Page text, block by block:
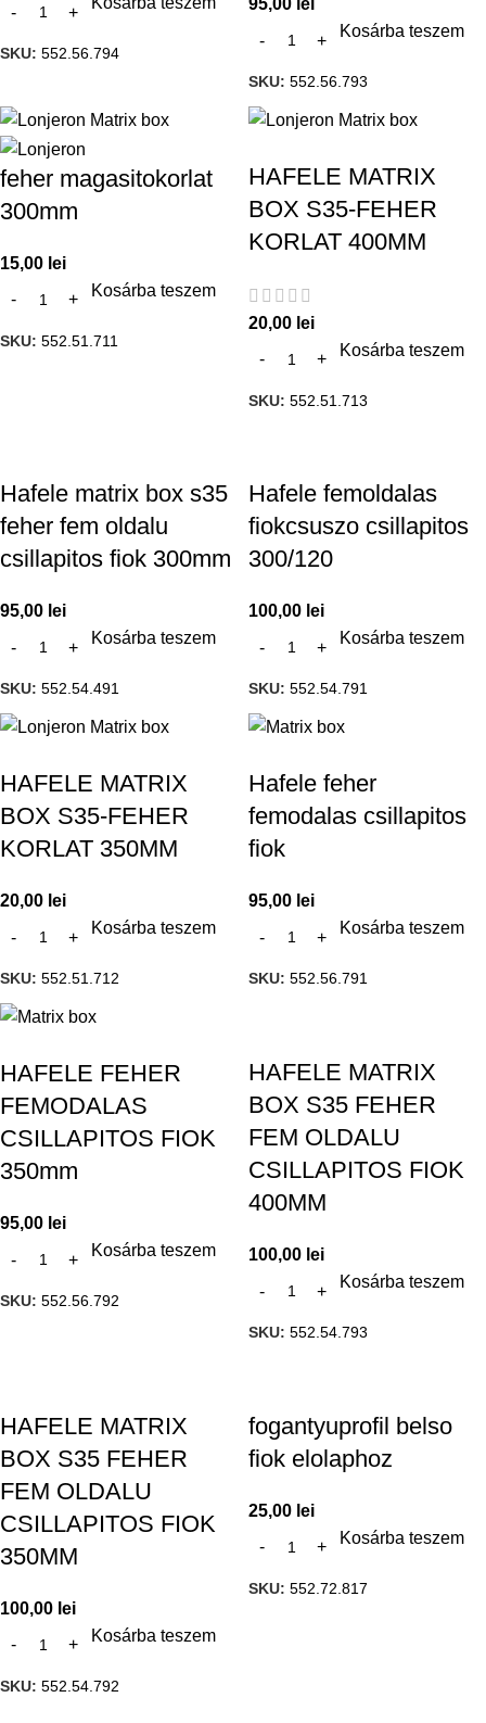
SKU: 552.56.794
95,00 lei
Kosárba teszem
SKU: 552.56.793
feher magasitokorlat
300mm
15,00 lei
Kosárba teszem
SKU: 552.51.711
HAFELE MATRIX
BOX S35-FEHER
KORLAT 400MM
20,00 lei
Kosárba teszem
SKU: 552.51.713
Hafele matrix box s35
feher fem oldalu
csillapitos fiok 300mm
95,00 lei
Kosárba teszem
SKU: 552.54.491
Hafele femoldalas
fiokcsuszo csillapitos
300/120
100,00 lei
Kosárba teszem
SKU: 552.54.791
HAFELE MATRIX
BOX S35-FEHER
KORLAT 350MM
20,00 lei
Kosárba teszem
SKU: 552.51.712
Hafele feher
femodalas csillapitos
fiok
95,00 lei
Kosárba teszem
SKU: 552.56.791
HAFELE FEHER
FEMODALAS
CSILLAPITOS FIOK
350mm
95,00 lei
Kosárba teszem
SKU: 552.56.792
HAFELE MATRIX
BOX S35 FEHER
FEM OLDALU
CSILLAPITOS FIOK
400MM
100,00 lei
Kosárba teszem
SKU: 552.54.793
HAFELE MATRIX
BOX S35 FEHER
FEM OLDALU
CSILLAPITOS FIOK
350MM
100,00 lei
Kosárba teszem
SKU: 552.54.792
fogantyuprofil belso
fiok elolaphoz
25,00 lei
Kosárba teszem
SKU: 552.72.817